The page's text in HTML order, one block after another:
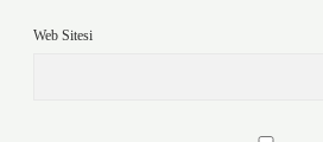
Web Sitesi